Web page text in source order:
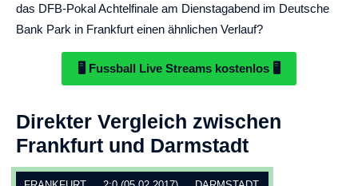
das DFB-Pokal Achtelfinale am Dienstagabend im Deutsche
Bank Park in Frankfurt einen ähnlichen Verlauf?
🖥️ Fussball Live Streams kostenlos 🖥️
Direkter Vergleich zwischen
Frankfurt und Darmstadt